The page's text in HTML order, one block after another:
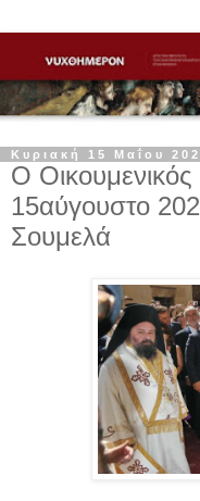
Κυριακή 15 Μαΐου
Ο
15αύγουστο
Σουμελά